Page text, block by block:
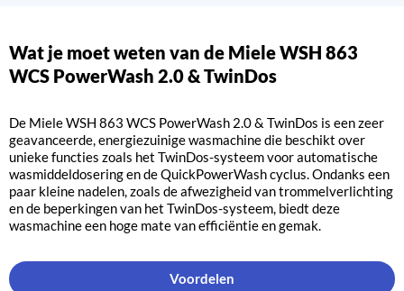
Wat je moet weten van de Miele WSH 863
WCS PowerWash 2.0 & TwinDos
De Miele WSH 863 WCS PowerWash 2.0 & TwinDos is een zeer
geavanceerde, energiezuinige wasmachine die beschikt over
unieke functies zoals het TwinDos-systeem voor automatische
wasmiddeldosering en de QuickPowerWash cyclus. Ondanks een
paar kleine nadelen, zoals de afwezigheid van trommelverlichting
en de beperkingen van het TwinDos-systeem, biedt deze
wasmachine een hoge mate van efficiëntie en gemak.
Voordelen